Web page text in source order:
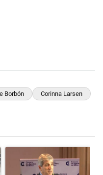
Borbón Corinna Larsen
"Las reservas del Banco